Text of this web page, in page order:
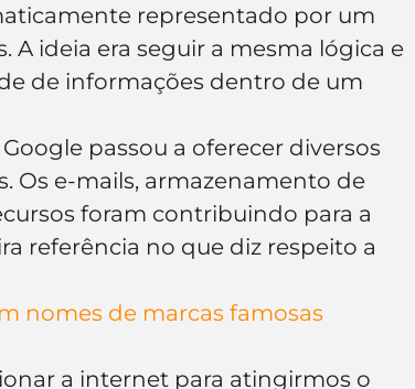
representado por um
A ideia era seguir a mesma lógica e
de informações dentro de um
passou a oferecer diversos
Os e-mails, armazenamento de
foram contribuindo para a
referência no que diz respeito a
nomes de marcas famosas
a internet para atingirmos o